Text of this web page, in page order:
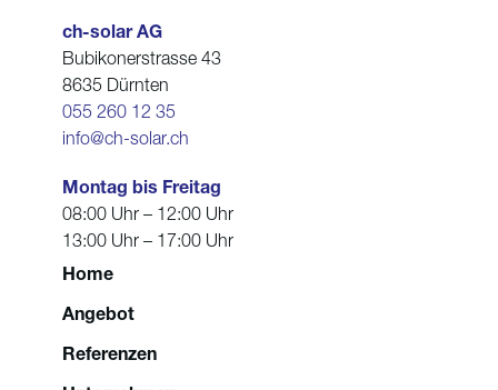
ch-solar AG
Bubikonerstrasse 43
8635 Dürnten
055 260 12 35
info@ch-solar.ch
Montag bis Freitag
08:00 Uhr – 12:00 Uhr
13:00 Uhr – 17:00 Uhr
Home
Angebot
Referenzen